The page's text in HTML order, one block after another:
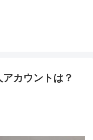
カウントは？